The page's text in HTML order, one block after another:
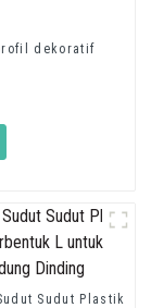
dekoratif
Sudut Plastik